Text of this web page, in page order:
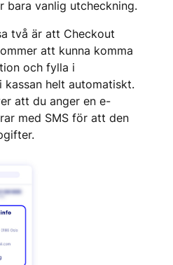
bara vanlig utcheckning.
två är att Checkout
att kunna komma
och fylla i
helt automatiskt.
att du anger en e-
med SMS för att den